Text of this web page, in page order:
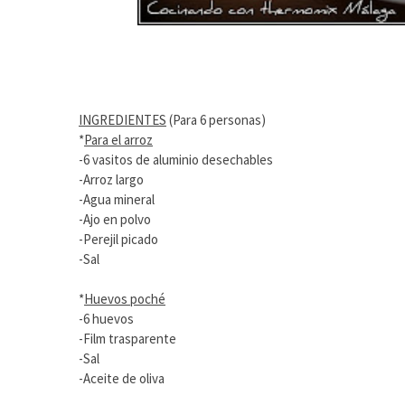
INGREDIENTES (Para 6 personas)
*Para el arroz
-6 vasitos de aluminio desechables
-Arroz largo
-Agua mineral
-Ajo en polvo
-Perejil picado
-Sal
*Huevos poché
-6 huevos
-Film trasparente
-Sal
-Aceite de oliva